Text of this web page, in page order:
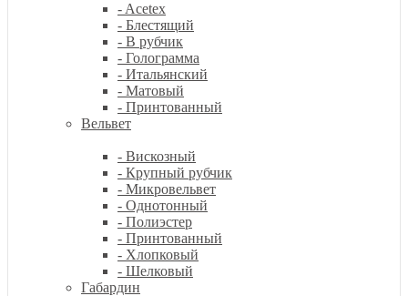
- Acetex
- Блестящий
- В рубчик
- Голограмма
- Итальянский
- Матовый
- Принтованный
Вельвет
- Вискозный
- Крупный рубчик
- Микровельвет
- Однотонный
- Полиэстер
- Принтованный
- Хлопковый
- Шелковый
Габардин